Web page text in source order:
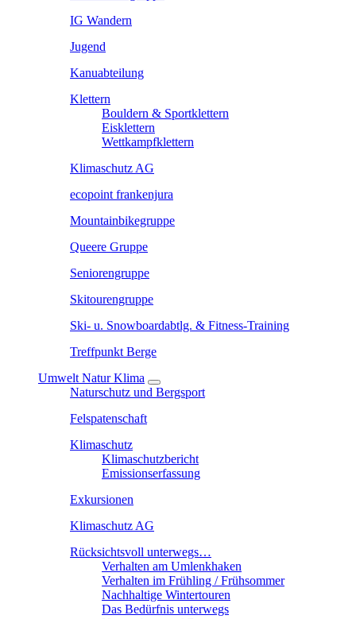
IG Wandern
Jugend
Kanuabteilung
Klettern
Bouldern & Sportklettern
Eisklettern
Wettkampfklettern
Klimaschutz AG
ecopoint frankenjura
Mountainbikegruppe
Queere Gruppe
Seniorengruppe
Skitourengruppe
Ski- u. Snowboardabtlg. & Fitness-Training
Treffpunkt Berge
Umwelt Natur Klima
Naturschutz und Bergsport
Felspatenschaft
Klimaschutz
Klimaschutzbericht
Emissionserfassung
Exkursionen
Klimaschutz AG
Rücksichtsvoll unterwegs…
Verhalten am Umlenkhaken
Verhalten im Frühling / Frühsommer
Nachhaltige Wintertouren
Das Bedürfnis unterwegs